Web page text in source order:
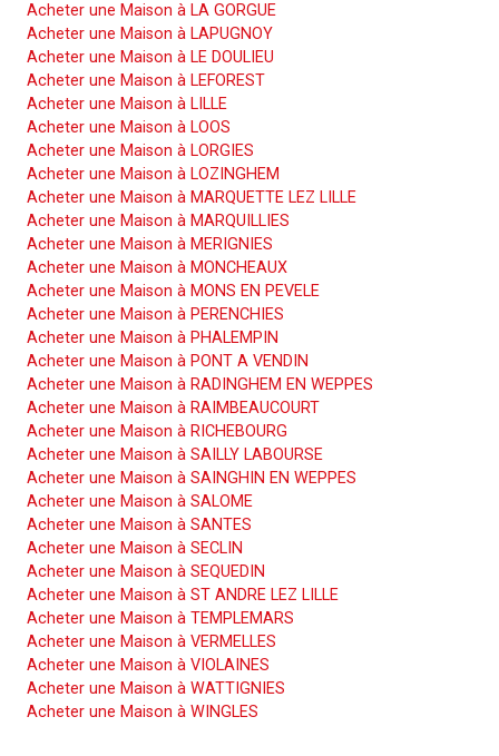
Acheter une Maison à LA GORGUE
Acheter une Maison à LAPUGNOY
Acheter une Maison à LE DOULIEU
Acheter une Maison à LEFOREST
Acheter une Maison à LILLE
Acheter une Maison à LOOS
Acheter une Maison à LORGIES
Acheter une Maison à LOZINGHEM
Acheter une Maison à MARQUETTE LEZ LILLE
Acheter une Maison à MARQUILLIES
Acheter une Maison à MERIGNIES
Acheter une Maison à MONCHEAUX
Acheter une Maison à MONS EN PEVELE
Acheter une Maison à PERENCHIES
Acheter une Maison à PHALEMPIN
Acheter une Maison à PONT A VENDIN
Acheter une Maison à RADINGHEM EN WEPPES
Acheter une Maison à RAIMBEAUCOURT
Acheter une Maison à RICHEBOURG
Acheter une Maison à SAILLY LABOURSE
Acheter une Maison à SAINGHIN EN WEPPES
Acheter une Maison à SALOME
Acheter une Maison à SANTES
Acheter une Maison à SECLIN
Acheter une Maison à SEQUEDIN
Acheter une Maison à ST ANDRE LEZ LILLE
Acheter une Maison à TEMPLEMARS
Acheter une Maison à VERMELLES
Acheter une Maison à VIOLAINES
Acheter une Maison à WATTIGNIES
Acheter une Maison à WINGLES